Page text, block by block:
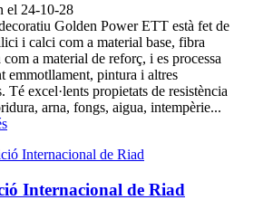
el 24-10-28
Golden Power ETT està fet de
i calci com a material base, fibra
com a material de reforç, i es processa
emmotllament, pintura i altres
Té excel·lents propietats de resistència
arna, fongs, aigua, intempèrie...
Internacional de Riad